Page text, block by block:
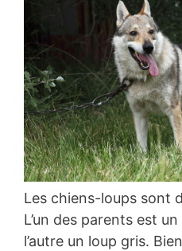
Les chiens-loups sont
L’un des parents est
l’autre un loup gris.